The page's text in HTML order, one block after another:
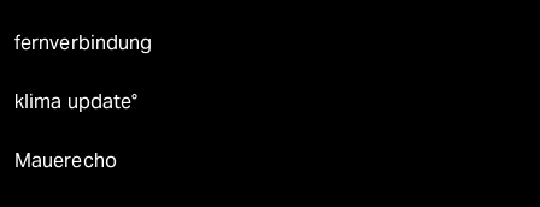
fernverbindung
klima update°
Mauerecho